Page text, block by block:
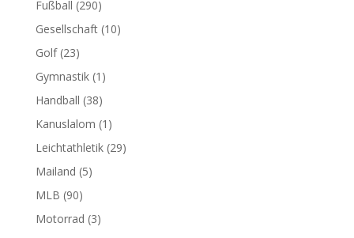
Fußball (290)
Gesellschaft(10)
Golf(23)
Gymnastik(1)
Handball (38)
Kanuslalom (1)
Leichtathletik(29)
Mailand (5)
MLB (90)
Motorrad (3)